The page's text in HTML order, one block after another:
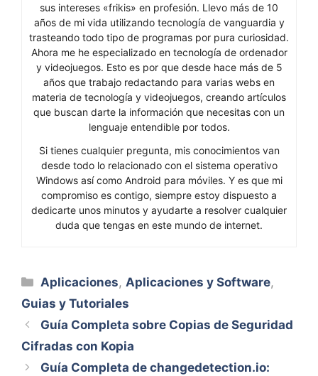
sus intereses «frikis» en profesión. Llevo más de 10
años de mi vida utilizando tecnología de vanguardia y
trasteando todo tipo de programas por pura curiosidad.
Ahora me he especializado en tecnología de ordenador
y videojuegos. Esto es por que desde hace más de 5
años que trabajo redactando para varias webs en
materia de tecnología y videojuegos, creando artículos
que buscan darte la información que necesitas con un
lenguaje entendible por todos.
Si tienes cualquier pregunta, mis conocimientos van
desde todo lo relacionado con el sistema operativo
Windows así como Android para móviles. Y es que mi
compromiso es contigo, siempre estoy dispuesto a
dedicarte unos minutos y ayudarte a resolver cualquier
duda que tengas en este mundo de internet.
Categorías
Aplicaciones,Aplicaciones y Software,
Guias y Tutoriales
Guía Completa sobre Copias de Seguridad
Cifradas con Kopia
Guía Completa de changedetection.io: